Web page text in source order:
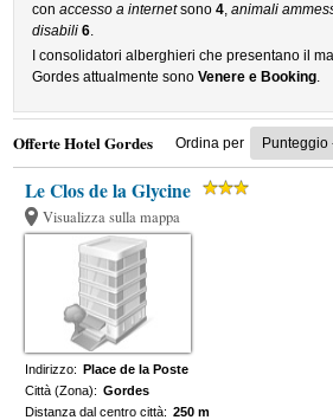
conaccesso a internetsono4,animali
disabili 6.
I consolidatori alberghieri che presentano il
Gordes attualmente sonoVenere e Booking.
Offerte Hotel Gordes Ordina per
Le Clos de la Glycine
Visualizza sulla mappa
Indirizzo: Place de la Poste
Città (Zona): Gordes
Distanza dal centro città: 250 m